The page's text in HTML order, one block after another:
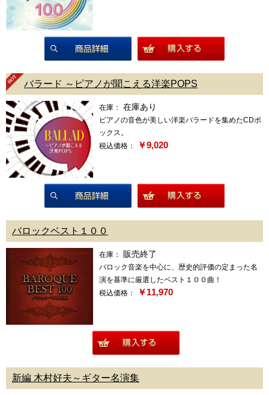
バラード ～ピアノが聞こえる洋楽POPS
在庫： 在庫あり
ピアノの音色が美しい洋楽バラードを集めたCDボ
ックス。
税込価格：
￥9,020
バロックベスト１００
在庫： 販売終了
バロック音楽を中心に、歴史的評価の定まった名
演を基準に厳選したベスト１００曲！
税込価格：
￥11,970
新編 木村好夫～ギター名演集